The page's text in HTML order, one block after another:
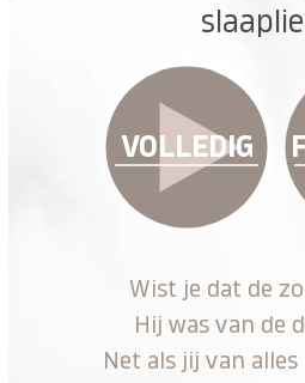
VOLLEDIG
Wist je dat de
Hij was van de
Net als jij van